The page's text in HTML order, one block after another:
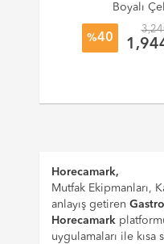
Boyalı
%40
Horecamark,
Mutfak Ekipmanları,
anlayış getiren
Horecamark
uygulamaları ile